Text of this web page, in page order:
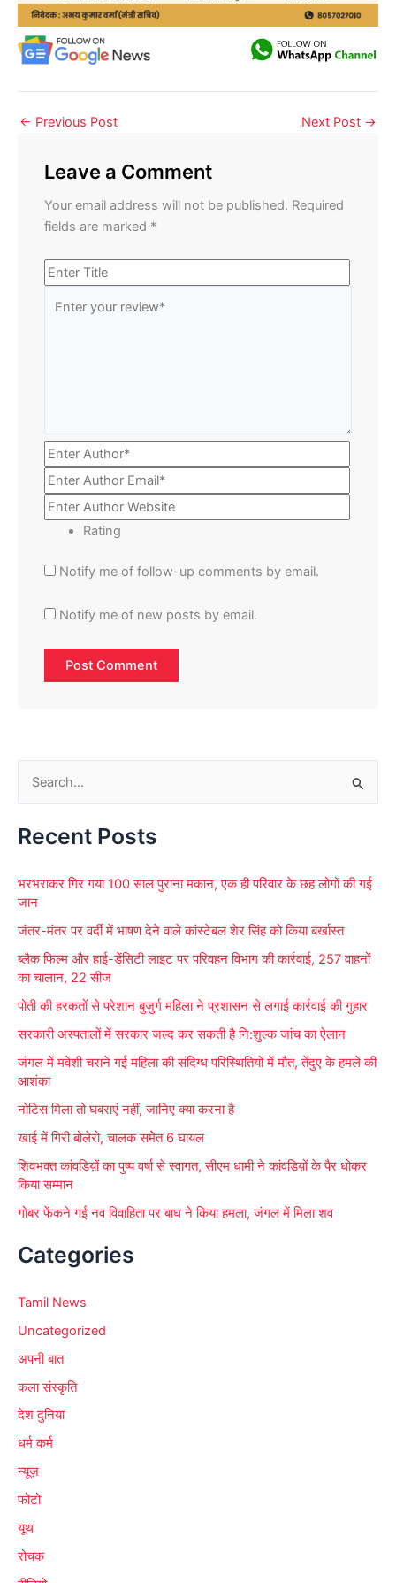
← Previous Post Next Post →
Leave a Comment
Your email address will not be published. Required
fields are marked *
Rating
Notify me of follow-up comments by email.
Notify me of new posts by email.
a
c
f
o
Recent Posts
भरभराकर गिर गया 100 साल पुराना मकान, एक ही परिवार के छह लोगों की गई
जान
जंतर-मंतर पर वर्दी में भाषण देने वाले कांस्टेबल शेर सिंह को किया बर्खास्त
ब्लैक फिल्म और हाई-डेंसिटी लाइट पर परिवहन विभाग की कार्रवाई, 257 वाहनों
का चालान, 22 सीज
पोती की हरकतों से परेशान बुजुर्ग महिला ने प्रशासन से लगाई कार्रवाई की गुहार
सरकारी अस्पतालों में सरकार जल्द कर सकती है नि:शुल्क जांच का ऐलान
जंगल में मवेशी चराने गई महिला की संदिग्ध परिस्थितियों में मौत, तेंदुए के हमले की
आशंका
नोटिस मिला तो घबराएं नहीं, जानिए क्या करना है
खाई में गिरी बोलेरो, चालक समेेत 6 घायल
शिवभक्त कांवडिय़ों का पुष्प वर्षा से स्वागत, सीएम धामी ने कांवडिय़ों के पैर धोकर
किया सम्मान
गोबर फेंकने गई नव विवाहिता पर बाघ ने किया हमला, जंगल में मिला शव
Categories
Tamil News
Uncategorized
अपनी बात
कला संस्कृति
देश दुनिया
धर्म कर्म
न्यूज़
फोटो
यूथ
रोचक